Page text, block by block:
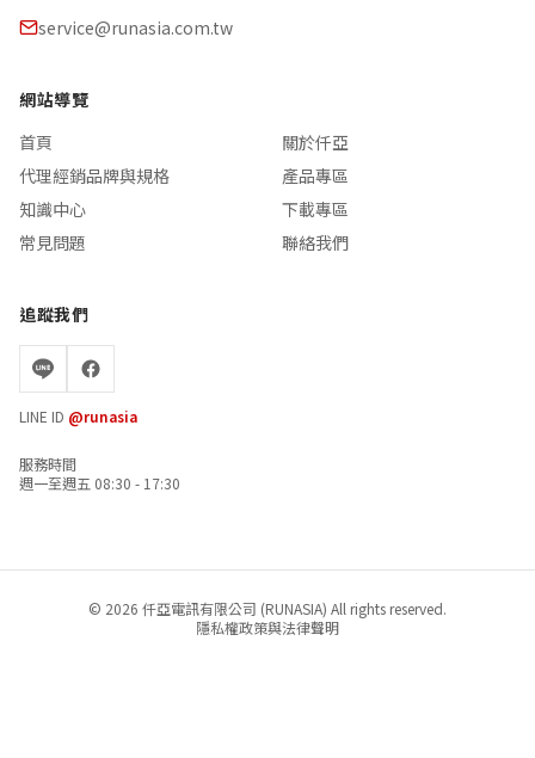
service@runasia.com.tw
網站導覽
首頁
關於仟亞
代理經銷品牌與規格
產品專區
知識中心
下載專區
常見問題
聯絡我們
追蹤我們
LINE ID @runasia
服務時間
週一至週五 08:30 - 17:30
© 2026 仟亞電訊有限公司 (RUNASIA) All rights reserved.
隱私權政策與法律聲明